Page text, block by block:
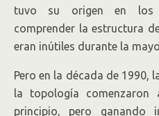
tuvo su origen en los
comprender la estructura
eran inútiles durante la
Pero en la década de 1990,
la topología comenzaron
principio, pero ganando